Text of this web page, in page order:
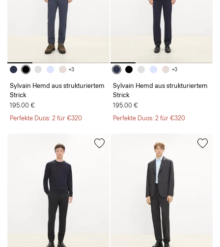
+3
Sylvain Hemd aus strukturiertem
Strick
195.00 €
Perfekte Duos: 2 für €320
+3
Sylvain Hemd aus strukturiertem
Strick
195.00 €
Perfekte Duos: 2 für €320